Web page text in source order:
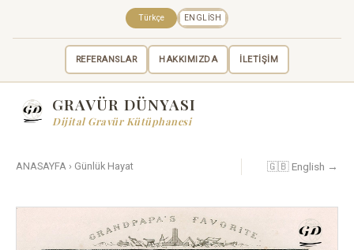
REFERANSLAR HAKKIMIZDA İLETİŞİM
Türkçe ENGLISH
GRAVÜR DÜNYASI
Dijital Gravür Kütüphanesi
ANASAYFA › Günlük Hayat 🇬🇧 English →